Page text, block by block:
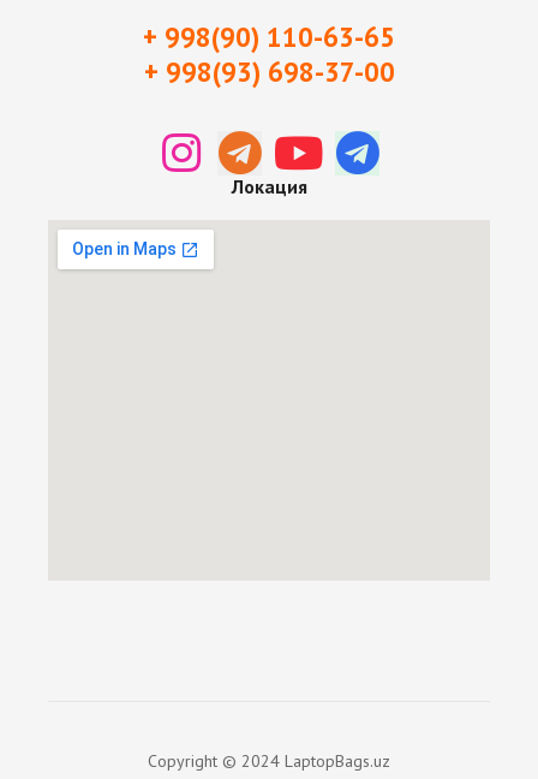
+ 998(90) 110-63-65
+ 998(93) 698-37-00
Локация
Copyright © 2024 LaptopBags.uz